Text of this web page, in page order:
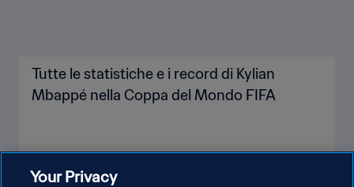
Tutte le statistiche e i record di Kylian
Mbappé nella Coppa del Mondo FIFA
Your Privacy